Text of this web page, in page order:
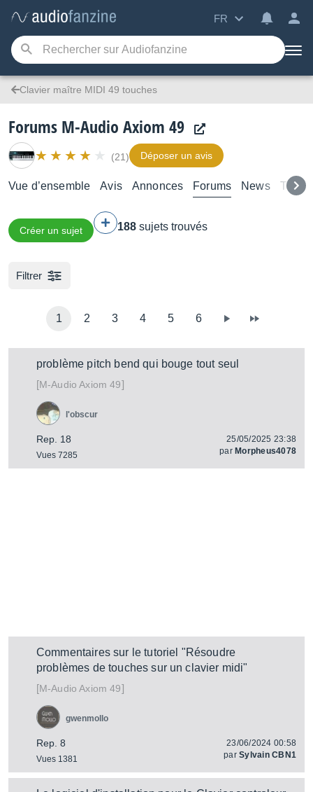
FR
Clavier maître MIDI 49 touches
Forums M-Audio Axiom 49
(21) Déposer un avis
Vue d’ensemble Avis Annonces Forums News Test
Créer un sujet 188 sujets trouvés
Filtrer
1 2 3 4 5 6
problème pitch bend qui bouge tout seul
[M-Audio Axiom 49]
Rep. 18
Vues 7285
l'obscur
25/05/2025 23:38
par Morpheus4078
Commentaires sur le tutoriel "Résoudre
problèmes de touches sur un clavier midi"
[M-Audio Axiom 49]
Rep. 8
Vues 1381
gwenmollo
23/06/2024 00:58
parSylvain CBN1